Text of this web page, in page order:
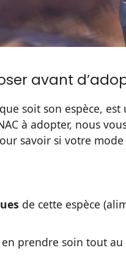
avant
soit son espèce, est
à adopter, nous
savoir si votre
de cette espèce
prendre soin tout au